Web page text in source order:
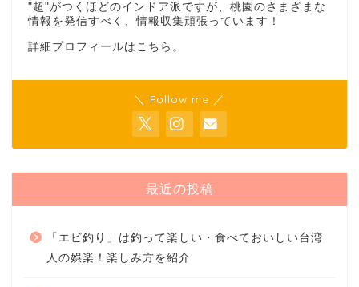
"超"がつくほどのインドア派ですが、桃園のさまざまな
情報を発信すべく、情報収集頑張っています！
詳細プロフィールは こちら 。
＼ Follow me ／
最近の投稿
「エビ釣り」は釣って楽しい・食べておいしい台湾
人の娯楽！楽しみ方を紹介